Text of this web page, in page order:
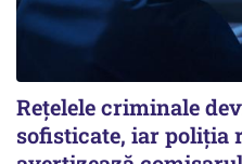
Rețelele criminale
sofisticate, iar poliția